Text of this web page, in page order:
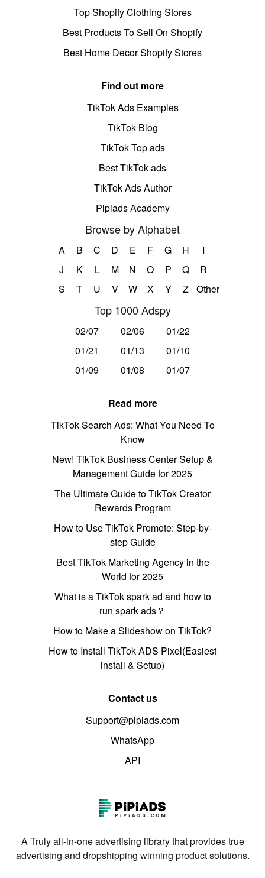
Top Shopify Clothing Stores
Best Products To Sell On Shopify
Best Home Decor Shopify Stores
Find out more
TikTok Ads Examples
TikTok Blog
TikTok Top ads
Best TikTok ads
TikTok Ads Author
Pipiads Academy
Browse by Alphabet
A B C D E F G H
I
J
K L M N O P Q
R
S
T U V W X Y Z Other
Top 1000 Adspy
02/07 02/06
01/22
01/21
01/13
01/10
01/09
01/08 01/07
Read more
TikTok Search Ads: What You Need To
Know
New! TikTok Business Center Setup &
Management Guide for 2025
The Ultimate Guide to TikTok Creator
Rewards Program
How to Use TikTok Promote: Step-by-
step Guide
Best TikTok Marketing Agency in the
World for 2025
What is a TikTok spark ad and how to
run spark ads？
How to Make a Slideshow on TikTok?
How to Install TikTok ADS Pixel(Easiest
install & Setup)
Contact us
Support@pipiads.com
WhatsApp
API
A Truly all-in-one advertising library that provides true
advertising and dropshipping winning product solutions.